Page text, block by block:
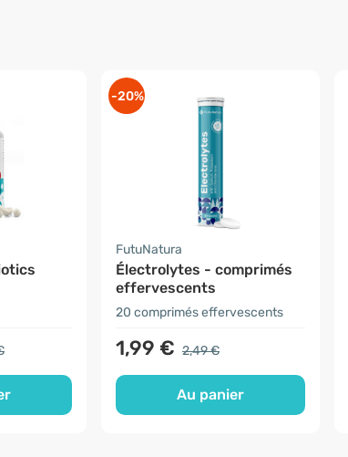
-20%
FutuNatura
Électrolytes - comprimés
effervescents
20 comprimés effervescents
1,99 € 2,49 €
Au panier